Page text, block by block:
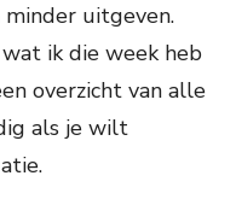
uitgeven.
ik die week heb
overzicht van alle
als je wilt